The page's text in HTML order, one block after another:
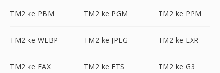
TM2 ke PBM TM2 ke PGM TM2 ke PPM
TM2 ke WEBP TM2 ke JPEG TM2 ke EXR
TM2 ke FAX TM2 ke FTS TM2 ke G3